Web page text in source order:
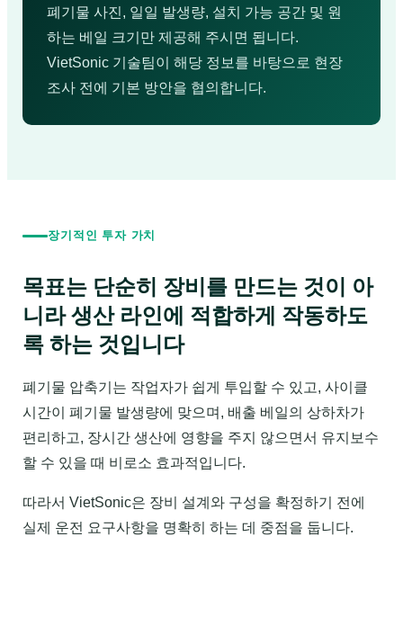
폐기물 사진, 일일 발생량, 설치 가능 공간 및 원
하는 베일 크기만 제공해 주시면 됩니다.
VietSonic 기술팀이 해당 정보를 바탕으로 현장
조사 전에 기본 방안을 협의합니다.
장기적인 투자 가치
목표는 단순히 장비를 만드는 것이 아
니라 생산 라인에 적합하게 작동하도
록 하는 것입니다
폐기물 압축기는 작업자가 쉽게 투입할 수 있고, 사이클
시간이 폐기물 발생량에 맞으며, 배출 베일의 상하차가
편리하고, 장시간 생산에 영향을 주지 않으면서 유지보수
할 수 있을 때 비로소 효과적입니다.
따라서 VietSonic은 장비 설계와 구성을 확정하기 전에
실제 운전 요구사항을 명확히 하는 데 중점을 둡니다.